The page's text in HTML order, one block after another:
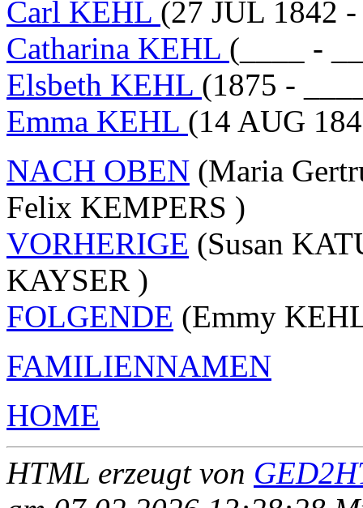
Carl KEHL (27 JUL 1842
Catharina KEHL (____ -
Elsbeth KEHL (1875 -
Emma KEHL (14 AUG
NACH OBEN (Maria
Felix KEMPERS )
VORHERIGE (Susan
KAYSER )
FOLGENDE (Emmy
FAMILIENNAMEN
HOME
HTML erzeugt von